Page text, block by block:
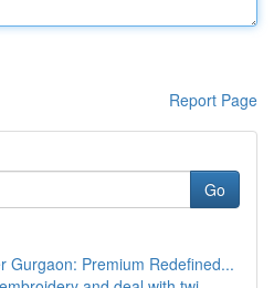
Report Page
Go
Gurgaon: Premium Redefined...